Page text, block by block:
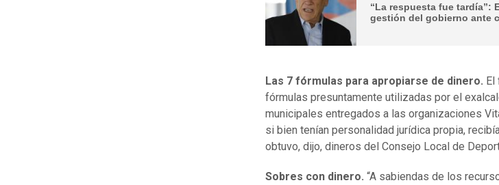
“La respuesta fue tardía”:
gestión del gobierno ante
Las 7 fórmulas para apropiarse de dinero.
fórmulas presuntamente utilizadas por el
municipales entregados a las organizaciones
si bien tenían personalidad jurídica propia,
obtuvo, dijo, dineros del Consejo Local de
Sobres con dinero. “A sabiendas de los